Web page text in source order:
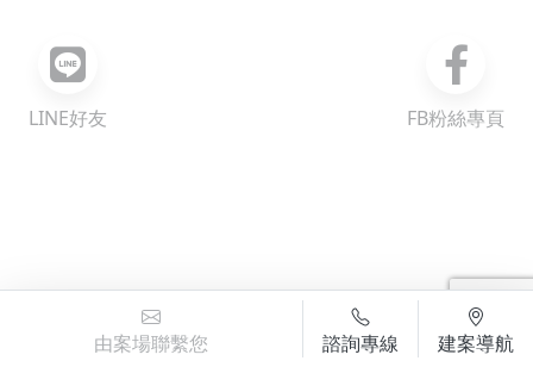
LINE好友 FB粉絲專頁
由案場聯繫您 諮詢專線 建案導航